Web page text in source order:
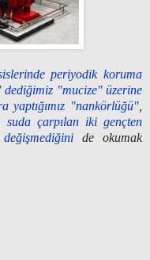
periyodik koruma
dediğimiz "mucize" üzerine
yaptığımız "nankörlüğü"
suda çarpılan iki gençten
de okumak